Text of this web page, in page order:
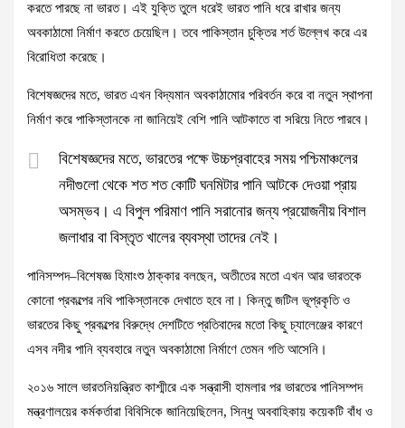
করতে পারছে না ভারত। এই যুক্তি তুলে ধরেই ভারত পানি ধরে রাখার জন্য
অবকাঠামো নির্মাণ করতে চেয়েছিল। তবে পাকিস্তান চুক্তির শর্ত উল্লেখ করে এর
বিরোধিতা করেছে।
বিশেষজ্ঞদের মতে, ভারত এখন বিদ্যমান অবকাঠামোর পরিবর্তন করে বা নতুন স্থাপনা
নির্মাণ করে পাকিস্তানকে না জানিয়েই বেশি পানি আটকাতে বা সরিয়ে নিতে পারবে।
বিশেষজ্ঞদের মতে, ভারতের পক্ষে উচ্চপ্রবাহের সময় পশ্চিমাঞ্চলের
নদীগুলো থেকে শত শত কোটি ঘনমিটার পানি আটকে দেওয়া প্রায়
অসম্ভব। এ বিপুল পরিমাণ পানি সরানোর জন্য প্রয়োজনীয় বিশাল
জলাধার বা বিস্তৃত খালের ব্যবস্থা তাদের নেই।
পানিসম্পদ–বিশেষজ্ঞ হিমাংশু ঠাক্কার বলছেন, অতীতের মতো এখন আর ভারতকে
কোনো প্রকল্পের নথি পাকিস্তানকে দেখাতে হবে না। কিন্তু জটিল ভূপ্রকৃতি ও
ভারতের কিছু প্রকল্পের বিরুদ্ধে দেশটিতে প্রতিবাদের মতো কিছু চ্যালেঞ্জের কারণে
এসব নদীর পানি ব্যবহারে নতুন অবকাঠামো নির্মাণে তেমন গতি আসেনি।
২০১৬ সালে ভারতনিয়ন্ত্রিত কাশ্মীরে এক সন্ত্রাসী হামলার পর ভারতের পানিসম্পদ
মন্ত্রণালয়ের কর্মকর্তারা বিবিসিকে জানিয়েছিলেন, সিন্ধু অববাহিকায় কয়েকটি বাঁধ ও